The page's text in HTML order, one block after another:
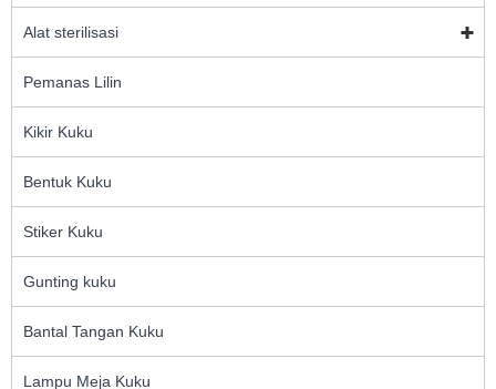
Alat sterilisasi
Pemanas Lilin
Kikir Kuku
Bentuk Kuku
Stiker Kuku
Gunting kuku
Bantal Tangan Kuku
Lampu Meja Kuku